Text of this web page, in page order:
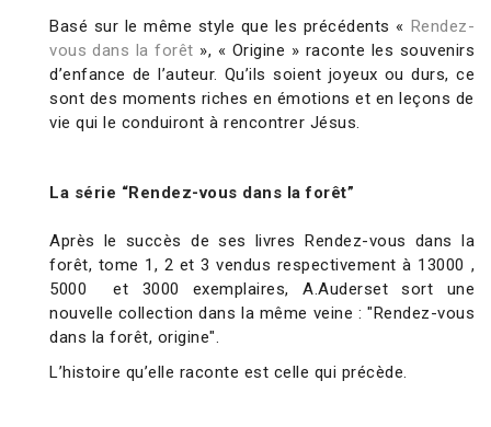
Basé sur le même style que les précédents « Rendez-
vous dans la forêt », « Origine » raconte les souvenirs
d’enfance de l’auteur. Qu’ils soient joyeux ou durs, ce
sont des moments riches en émotions et en leçons de
vie qui le conduiront à rencontrer Jésus.
La série “Rendez-vous dans la forêt”
Après le succès de ses livres Rendez-vous dans la
forêt, tome 1, 2 et 3 vendus respectivement à 13000 ,
5000 et 3000 exemplaires, A.Auderset sort une
nouvelle collection dans la même veine : "Rendez-vous
dans la forêt, origine".
L’histoire qu’elle raconte est celle qui précède.